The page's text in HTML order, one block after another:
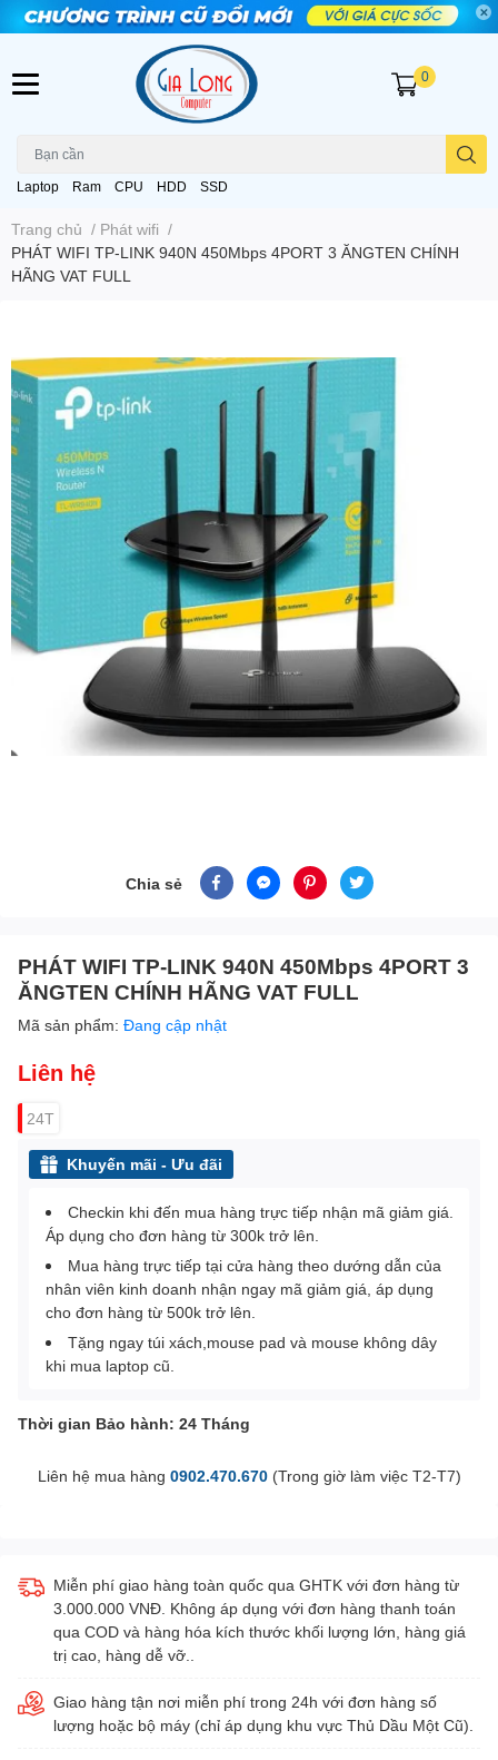
Laptop Ram CPU HDD SSD
0
Trang chủ / Phát wifi /
PHÁT WIFI TP-LINK 940N 450Mbps 4PORT 3 ĂNGTEN CHÍNH
HÃNG VAT FULL
Chia sẻ
PHÁT WIFI TP-LINK 940N 450Mbps 4PORT 3
ĂNGTEN CHÍNH HÃNG VAT FULL
Mã sản phẩm: Đang cập nhật
Liên hệ
24T
Khuyến mãi - Ưu đãi
Checkin khi đến mua hàng trực tiếp nhận mã giảm giá.
Áp dụng cho đơn hàng từ 300k trở lên.
Mua hàng trực tiếp tại cửa hàng theo dướng dẫn của
nhân viên kinh doanh nhận ngay mã giảm giá, áp dụng
cho đơn hàng từ 500k trở lên.
Tặng ngay túi xách,mouse pad và mouse không dây
khi mua laptop cũ.
Thời gian Bảo hành: 24 Tháng
Liên hệ mua hàng 0902.470.670(Trong giờ làm việc T2-T7)
Miễn phí giao hàng toàn quốc qua GHTK với đơn hàng từ
3.000.000 VNĐ. Không áp dụng với đơn hàng thanh toán
qua COD và hàng hóa kích thước khối lượng lớn, hàng giá
trị cao, hàng dễ vỡ..
Giao hàng tận nơi miễn phí trong 24h với đơn hàng số
lượng hoặc bộ máy (chỉ áp dụng khu vực Thủ Dầu Một Cũ).